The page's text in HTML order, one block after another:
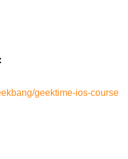
geektime-ios-course